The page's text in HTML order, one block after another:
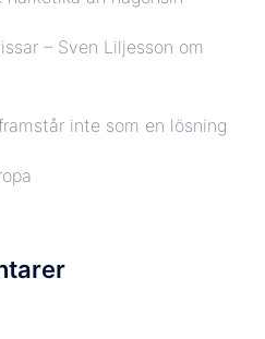
– Sven Liljesson om
inte som en lösning